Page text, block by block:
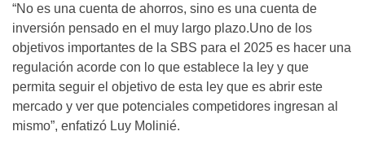
“No es una cuenta de ahorros, sino es una cuenta de
inversión pensado en el muy largo plazo.Uno de los
objetivos importantes de la SBS para el 2025 es hacer una
regulación acorde con lo que establece la ley y que
permita seguir el objetivo de esta ley que es abrir este
mercado y ver que potenciales competidores ingresan al
mismo”, enfatizó Luy Molinié.